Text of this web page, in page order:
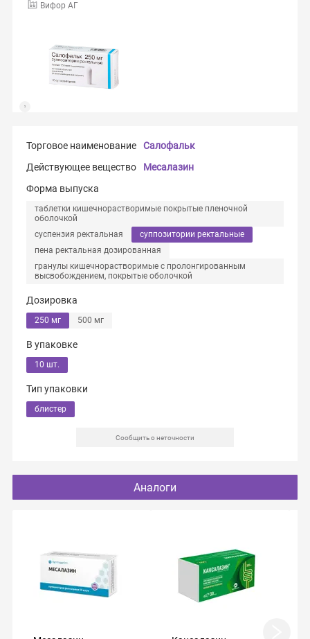
Вифор АГ
Торговое наименование
Салофальк
Действующее вещество
Месалазин
Форма выпуска
таблетки кишечнорастворимые покрытые пленочной
оболочкой
суспензия ректальная
суппозитории ректальные
пена ректальная дозированная
гранулы кишечнорастворимые с пролонгированным
высвобождением, покрытые оболочкой
Дозировка
250 мг 500 мг
В упаковке
10 шт.
Тип упаковки
блистер
Сообщить о неточности
Аналоги